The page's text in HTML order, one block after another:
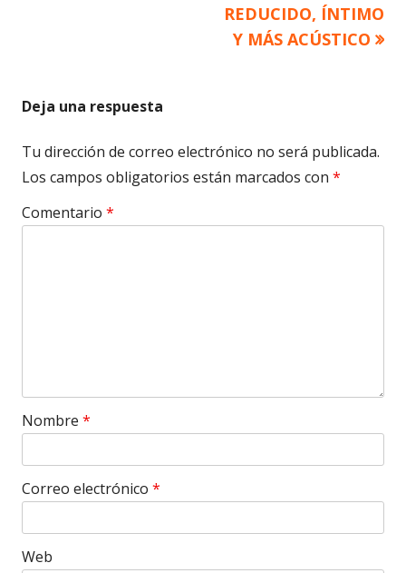
REDUCIDO, ÍNTIMO
Y MÁS ACÚSTICO
Deja una respuesta
Tu dirección de correo electrónico no será publicada.
Los campos obligatorios están marcados con *
Comentario *
Nombre *
Correo electrónico *
Web